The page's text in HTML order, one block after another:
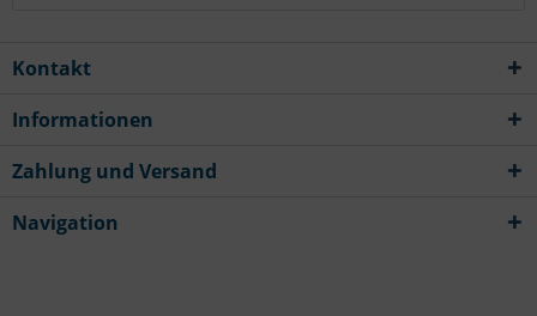
Kontakt
Informationen
Zahlung und Versand
Navigation